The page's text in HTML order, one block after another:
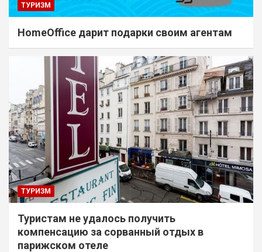
ТУРИЗМ
HomeOffice дарит подарки своим агентам
ТУРИЗМ
Туристам не удалось получить
компенсацию за сорванный отдых в
парижском отеле